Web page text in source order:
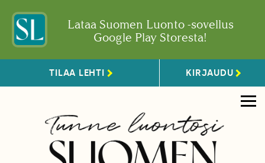
Lataa Suomen Luonto -sovellus
Google Play Storesta!
TILAA LEHTI KIRJAUDU